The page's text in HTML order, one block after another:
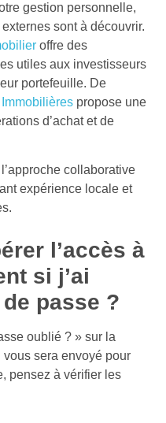
gestion personnelle,
sont à découvrir.
offre des
utiles aux investisseurs
portefeuille. De
propose une
d’achat et de
collaborative
expérience locale et
l’accès à
si j’ai
passe ?
oublié ? » sur la
sera envoyé pour
pensez à vérifier les